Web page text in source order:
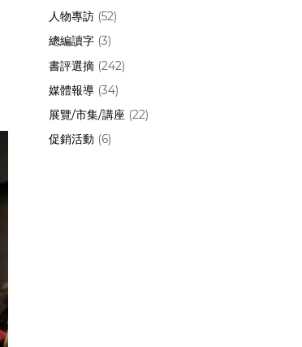
人物專訪 (52)
總編讀字 (3)
書評選摘 (242)
媒體報導 (34)
展覽/市集/講座 (22)
促銷活動 (6)